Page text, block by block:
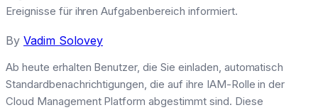
Ereignisse für ihren Aufgabenbereich informiert.
By Vadim Solovey
Ab heute erhalten Benutzer, die Sie einladen, automatisch
Standardbenachrichtigungen, die auf ihre IAM-Rolle in der
Cloud Management Platform abgestimmt sind. Diese